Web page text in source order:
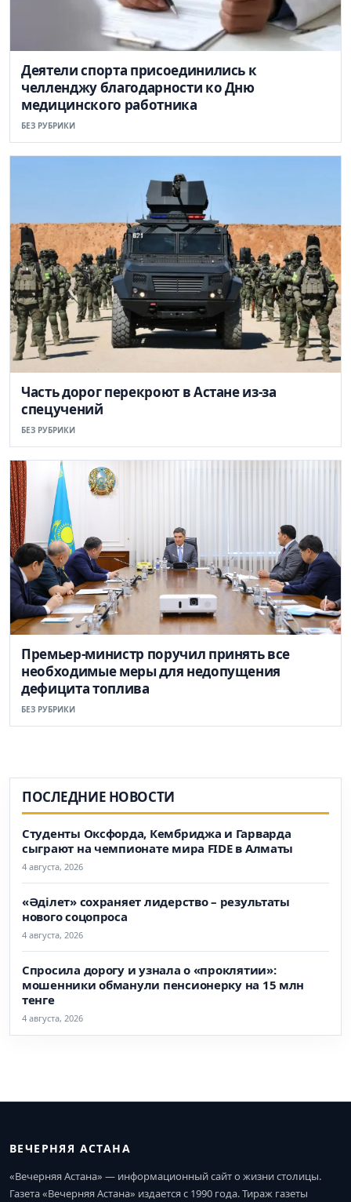
Деятели спорта присоединились к
челленджу благодарности ко Дню
медицинского работника
БЕЗ РУБРИКИ
Часть дорог перекроют в Астане из-за
спецучений
БЕЗ РУБРИКИ
Премьер-министр поручил принять все
необходимые меры для недопущения
дефицита топлива
БЕЗ РУБРИКИ
ПОСЛЕДНИЕ НОВОСТИ
Студенты Оксфорда, Кембриджа и Гарварда
сыграют на чемпионате мира FIDE в Алматы
4 августа, 2026
«Әділет» сохраняет лидерство – результаты
нового соцопроса
4 августа, 2026
Спросила дорогу и узнала о «проклятии»:
мошенники обманули пенсионерку на 15 млн
тенге
4 августа, 2026
ВЕЧЕРНЯЯ АСТАНА
«Вечерняя Астана» — информационный сайт о жизни столицы.
Газета «Вечерняя Астана» издается с 1990 года. Тираж газеты